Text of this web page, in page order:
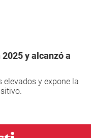
y alcanzó a
elevados y expone la